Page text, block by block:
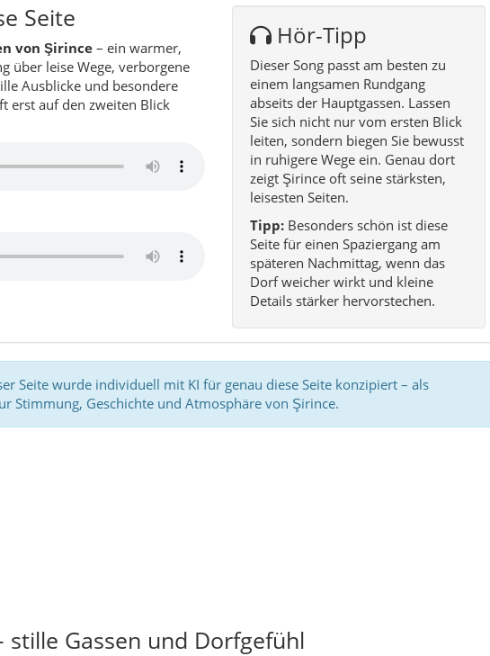
Seite
von Şirince – ein warmer,
über leise Wege, verborgene
Ausblicke und besondere
erst auf den zweiten Blick
Hör-Tipp
Dieser Song passt am besten zu
einem langsamen Rundgang
abseits der Hauptgassen. Lassen
Sie sich nicht nur vom ersten Blick
leiten, sondern biegen Sie bewusst
in ruhigere Wege ein. Genau dort
zeigt Şirince oft seine stärksten,
leisesten Seiten.
Tipp: Besonders schön ist diese
Seite für einen Spaziergang am
späteren Nachmittag, wenn das
Dorf weicher wirkt und kleine
Details stärker hervorstechen.
Seite wurde individuell mit KI für genau diese Seite konzipiert – als
Stimmung, Geschichte und Atmosphäre von Şirince.
stille Gassen und Dorfgefühl